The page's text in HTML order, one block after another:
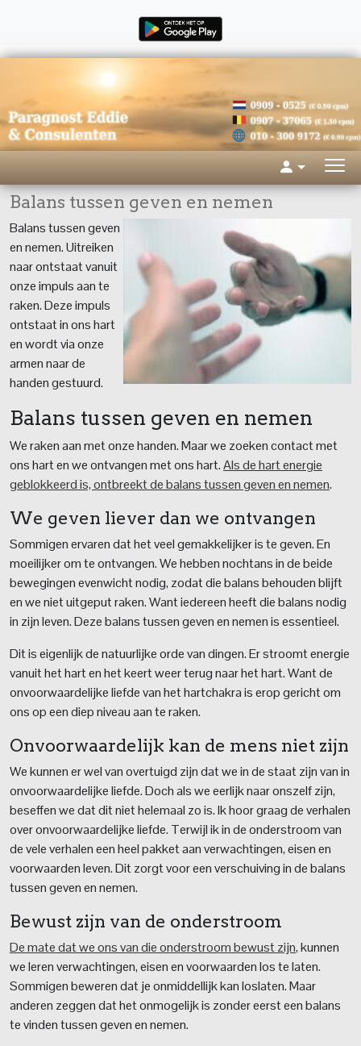
Balans tussen geven en nemen
Balans tussen geven
en nemen. Uitreiken
naar ontstaat vanuit
onze impuls aan te
raken. Deze impuls
ontstaat in ons hart
en wordt via onze
armen naar de
handen gestuurd.
Balans tussen geven en nemen
We raken aan met onze handen. Maar we zoeken contact met
ons hart en we ontvangen met ons hart.Als de hart energie
geblokkeerd is, ontbreekt de balans tussen geven en nemen.
We geven liever dan we ontvangen
Sommigen ervaren dat het veel gemakkelijker is te geven. En
moeilijker om te ontvangen. We hebben nochtans in de beide
bewegingen evenwicht nodig, zodat die balans behouden blijft
en we niet uitgeput raken. Want iedereen heeft die balans nodig
in zijn leven. Deze balans tussen geven en nemen is essentieel.
Dit is eigenlijk de natuurlijke orde van dingen. Er stroomt energie
vanuit het hart en het keert weer terug naar het hart. Want de
onvoorwaardelijke liefde van het hartchakra is erop gericht om
ons op een diep niveau aan te raken.
Onvoorwaardelijk kan de mens niet zijn
We kunnen er wel van overtuigd zijn dat we in de staat zijn van in
onvoorwaardelijke liefde. Doch als we eerlijk naar onszelf zijn,
beseffen we dat dit niet helemaal zo is. Ik hoor graag de verhalen
over onvoorwaardelijke liefde. Terwijl ik in de onderstroom van
de vele verhalen een heel pakket aan verwachtingen, eisen en
voorwaarden leven. Dit zorgt voor een verschuiving in de balans
tussen geven en nemen.
Bewust zijn van de onderstroom
De mate dat we ons van die onderstroom bewust zijn, kunnen
we leren verwachtingen, eisen en voorwaarden los te laten.
Sommigen beweren dat je onmiddellijk kan loslaten. Maar
anderen zeggen dat het onmogelijk is zonder eerst een balans
te vinden tussen geven en nemen.